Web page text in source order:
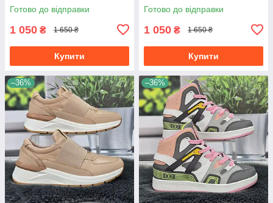
Готово до відправки
1 050 ₴ 1 650 ₴
Купити
Готово до відправки
1 050 ₴ 1 650 ₴
Купити
–36% –36%